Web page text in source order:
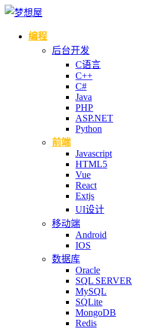
编程
后台开发
C语言
C++
C#
Java
PHP
ASP.NET
Python
前端
Javascript
HTML5
Vue
React
Extjs
UI设计
移动端
Android
IOS
数据库
Oracle
SQL SERVER
MySQL
SQLite
MongoDB
Redis